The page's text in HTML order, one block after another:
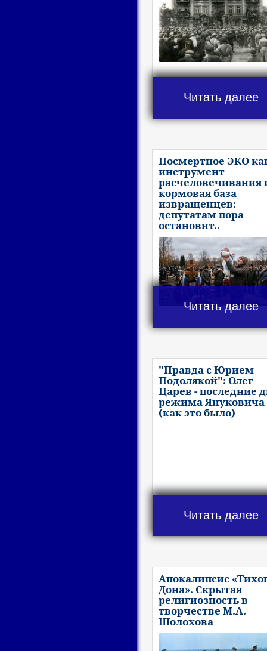
Читать далее
Посмертное ЭКО
инструмент
расчеловечивания
кормовая база
извращенцев:
депутатам пора
остановит..
Читать далее
"Правда с Юрием
Подолякой": Олег
Царев - последние
режима Януковича
(как это было)
Читать далее
Апокалипсис
Дона». Скрытая
религиозность в
творчестве М.А.
Шолохова